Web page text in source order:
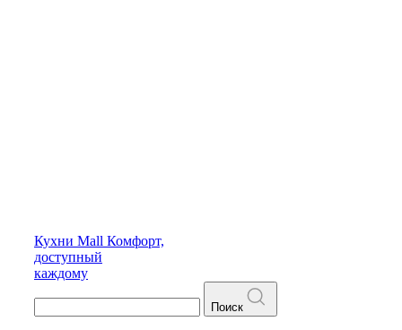
Кухни Mall Комфорт,
доступный
каждому
Поиск